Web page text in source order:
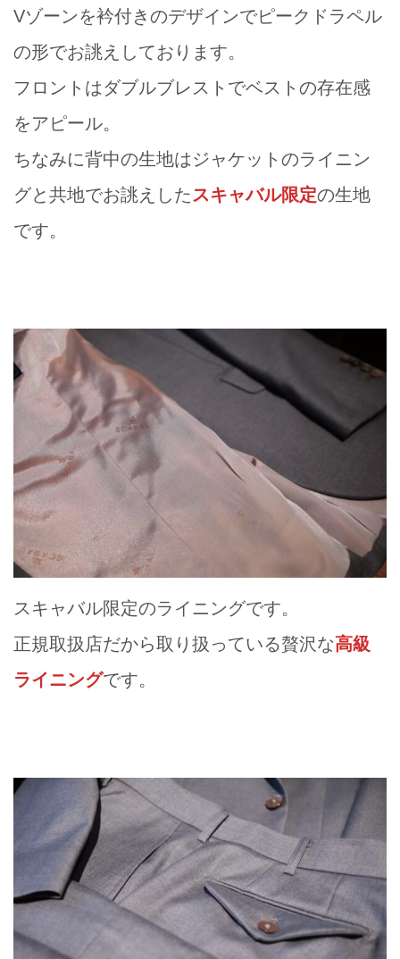
Vゾーンを衿付きのデザインでピークドラペル
の形でお誂えしております。
フロントはダブルブレストでベストの存在感
をアピール。
ちなみに背中の生地はジャケットのライニン
グと共地でお誂えしたスキャバル限定の生地
です。
スキャバル限定のライニングです。
正規取扱店だから取り扱っている贅沢な高級
ライニングです。